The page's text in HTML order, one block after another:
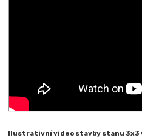
Ilustrativní video stavby stanu 3x3